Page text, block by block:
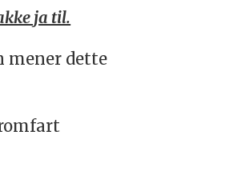
ja til.
mener dette